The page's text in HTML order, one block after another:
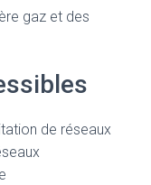
gaz et des
de réseaux